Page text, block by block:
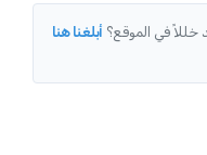
في الموقع؟ أبلغنا هنا